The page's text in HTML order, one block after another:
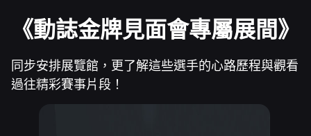
《動誌金牌見面會專屬展間》
同步安排展覽館，更了解這些選手的心路歷程與觀看
過往精彩賽事片段！